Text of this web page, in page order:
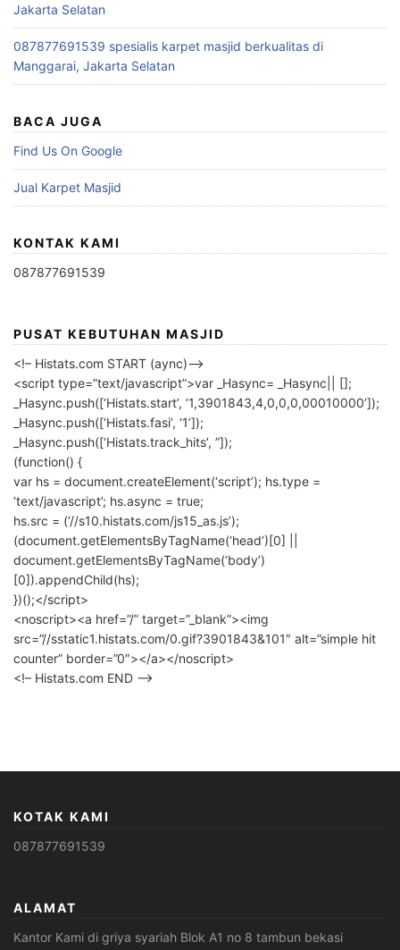
Jakarta Selatan
087877691539 spesialis karpet masjid berkualitas di
Manggarai, Jakarta Selatan
BACA JUGA
Find Us On Google
Jual Karpet Masjid
KONTAK KAMI
087877691539
PUSAT KEBUTUHAN MASJID
<!– Histats.com START (aync)–>
<script type=”text/javascript”>var _Hasync= _Hasync|| [];
_Hasync.push([‘Histats.start’, ‘1,3901843,4,0,0,0,00010000’]);
_Hasync.push([‘Histats.fasi’, ‘1’]);
_Hasync.push([‘Histats.track_hits’, ”]);
(function() {
var hs = document.createElement(‘script’); hs.type =
‘text/javascript’; hs.async = true;
hs.src = (‘//s10.histats.com/js15_as.js’);
(document.getElementsByTagName(‘head’)[0] ||
document.getElementsByTagName(‘body’)
[0]).appendChild(hs);
})();</script>
<noscript><a href=”/” target=”_blank”><img
src=”//sstatic1.histats.com/0.gif?3901843&101″ alt=”simple hit
counter” border=”0″></a></noscript>
<!– Histats.com END –>
KOTAK KAMI
087877691539
ALAMAT
Kantor Kami di griya syariah Blok A1 no 8 tambun bekasi